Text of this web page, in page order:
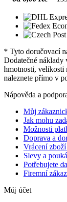
* Tyto doručovací
Dodatečné náklady
hmotnosti, velikosti
naleznete přímo v
Nápověda a
Můj
Jak mohu
Možnosti
Doprava a
Vrácení
Slevy a
Potřebujete
Firemní
Můj účet